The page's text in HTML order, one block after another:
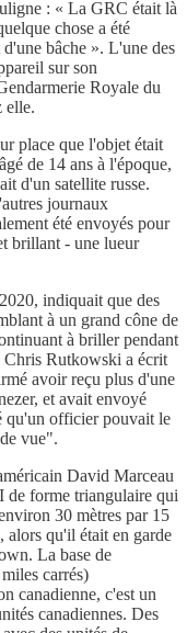
: « La GRC était là
chose a été
bâche ». L'une des
sur son
Royale du
elle.
place que l'objet était
de 14 ans à l'époque,
d'un satellite russe.
journaux
été envoyés pour
brillant - une lueur
indiquait que des
à un grand cône de
à briller pendant
Chris Rutkowski a écrit
avoir reçu plus d'une
et avait envoyé
qu'un officier pouvait le
vue".
David Marceau
de forme triangulaire qui
30 mètres par 15
alors qu'il était en garde
La base de
carrés)
canadienne, c'est un
canadiennes. Des